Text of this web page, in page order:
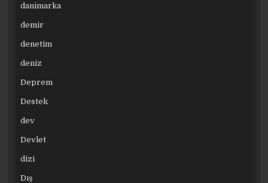
danimarka
demir
denetim
deniz
Deprem
Destek
dev
Devlet
dizi
Dış